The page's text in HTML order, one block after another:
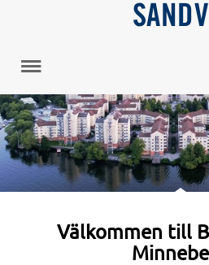
Välkommen till